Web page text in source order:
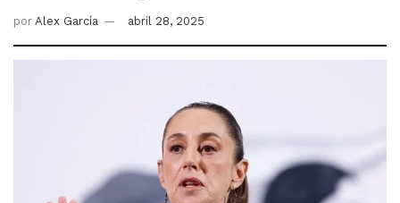
por Alex García abril 28, 2025